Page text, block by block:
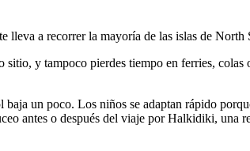
lleva a recorrer la mayoría de las islas de North
sitio, y tampoco pierdes tiempo en ferries, colas
un poco. Los niños se adaptan rápido
antes o después del viaje por Halkidiki, una